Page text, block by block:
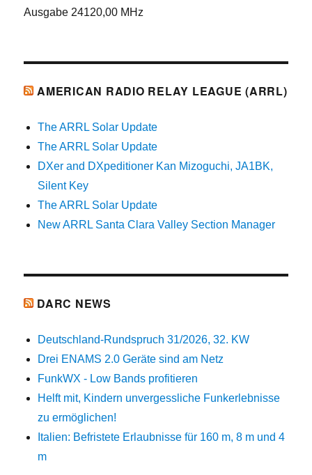
Ausgabe 24120,00 MHz
AMERICAN RADIO RELAY LEAGUE (ARRL)
The ARRL Solar Update
The ARRL Solar Update
DXer and DXpeditioner Kan Mizoguchi, JA1BK,
Silent Key
The ARRL Solar Update
New ARRL Santa Clara Valley Section Manager
DARC NEWS
Deutschland-Rundspruch 31/2026, 32. KW
Drei ENAMS 2.0 Geräte sind am Netz
FunkWX - Low Bands profitieren
Helft mit, Kindern unvergessliche Funkerlebnisse
zu ermöglichen!
Italien: Befristete Erlaubnisse für 160 m, 8 m und 4
m